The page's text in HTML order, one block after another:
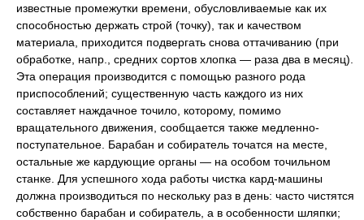
известные промежутки времени, обусловливаемые как их
способностью держать строй (точку), так и качеством
материала, приходится подвергать снова оттачиванию (при
обработке, напр., средних сортов хлопка — раза два в месяц).
Эта операция производится с помощью разного рода
приспособлений; существенную часть каждого из них
составляет наждачное точило, которому, помимо
вращательного движения, сообщается также медленно-
поступательное. Барабан и собиратель точатся на месте,
остальные же кардующие органы — на особом точильном
станке. Для успешного хода работы чистка кард-машины
должна производиться по нескольку раз в день: часто чистятся
собственно барабан и собиратель, а в особенности шляпки;